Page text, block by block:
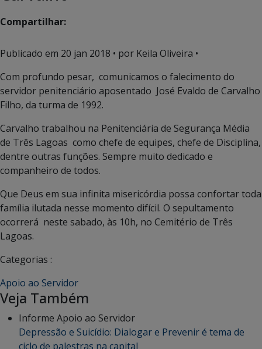
Compartilhar:
Publicado em 20 jan 2018 • por Keila Oliveira •
Com profundo pesar, comunicamos o falecimento do
servidor penitenciário aposentado José Evaldo de Carvalho
Filho, da turma de 1992.
Carvalho trabalhou na Penitenciária de Segurança Média
de Três Lagoas como chefe de equipes, chefe de Disciplina,
dentre outras funções. Sempre muito dedicado e
companheiro de todos.
Que Deus em sua infinita misericórdia possa confortar toda
família ilutada nesse momento difícil. O sepultamento
ocorrerá neste sabado, às 10h, no Cemitério de Três
Lagoas.
Categorias :
Apoio ao Servidor
Veja Também
Informe Apoio ao Servidor
Depressão e Suicídio: Dialogar e Prevenir é tema de
ciclo de palestras na capital